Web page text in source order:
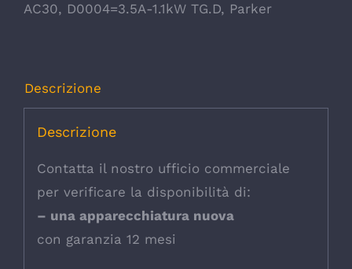
AC30, D0004=3.5A-1.1kW TG.D, Parker
Descrizione
Descrizione
Contatta il nostro ufficio commerciale
per verificare la disponibilità di:
– una apparecchiatura nuova
con garanzia 12 mesi